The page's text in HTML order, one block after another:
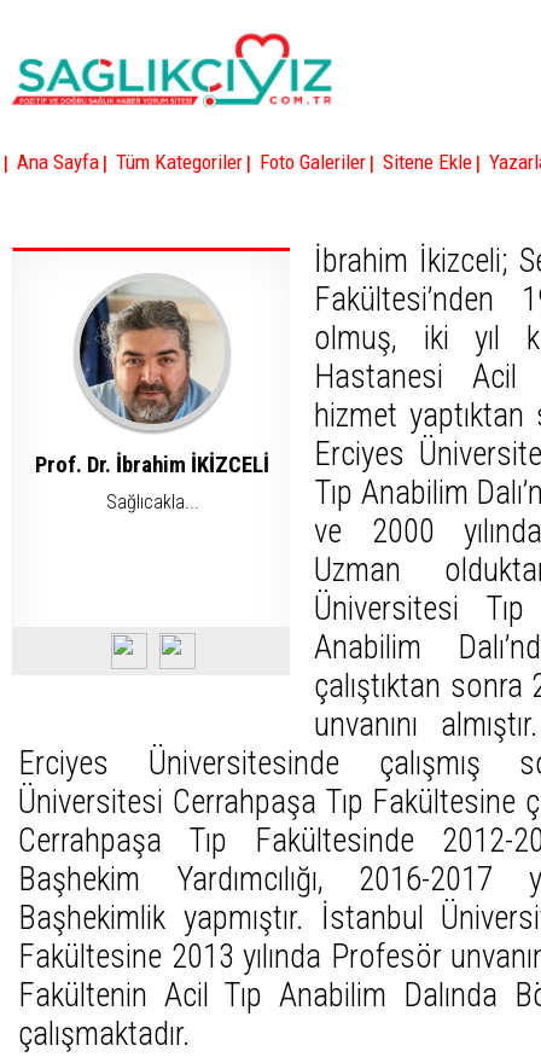
| Ana Sayfa | Tüm Kategoriler | Foto Galeriler | Sitene Ekle |
Prof. Dr. İbrahim İKİZCELİ
Sağlıcakla...
İbrahim İkizceli;
Fakültesi’nden
olmuş, iki yıl
Hastanesi Acil
hizmet
Erciyes
Tıp Anabilim
ve 2000
Uzman
Üniversitesi
Anabilim
çalıştıktan sonra
unvanını
Erciyes Üniversitesinde çalışmış
Üniversitesi Cerrahpaşa Tıp Fakültesine
Cerrahpaşa Tıp Fakültesinde 2012-
Başhekim Yardımcılığı, 2016-2017
Başhekimlik yapmıştır. İstanbul
Fakültesine 2013 yılında Profesör
Fakültenin Acil Tıp Anabilim Dalında
çalışmaktadır.